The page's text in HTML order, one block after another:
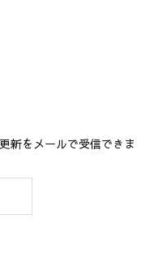
新をメールで受信できま